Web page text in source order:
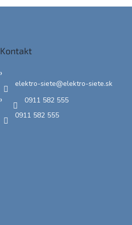
Kontakt
elektro-siete@elektro-siete.sk
0911 582 555
0911 582 555